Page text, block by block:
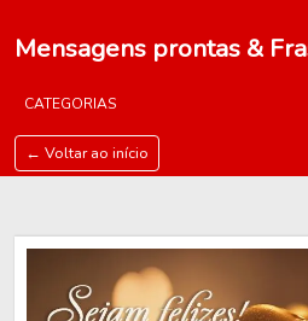
Mensagens prontas &
CATEGORIAS
← Voltar ao início